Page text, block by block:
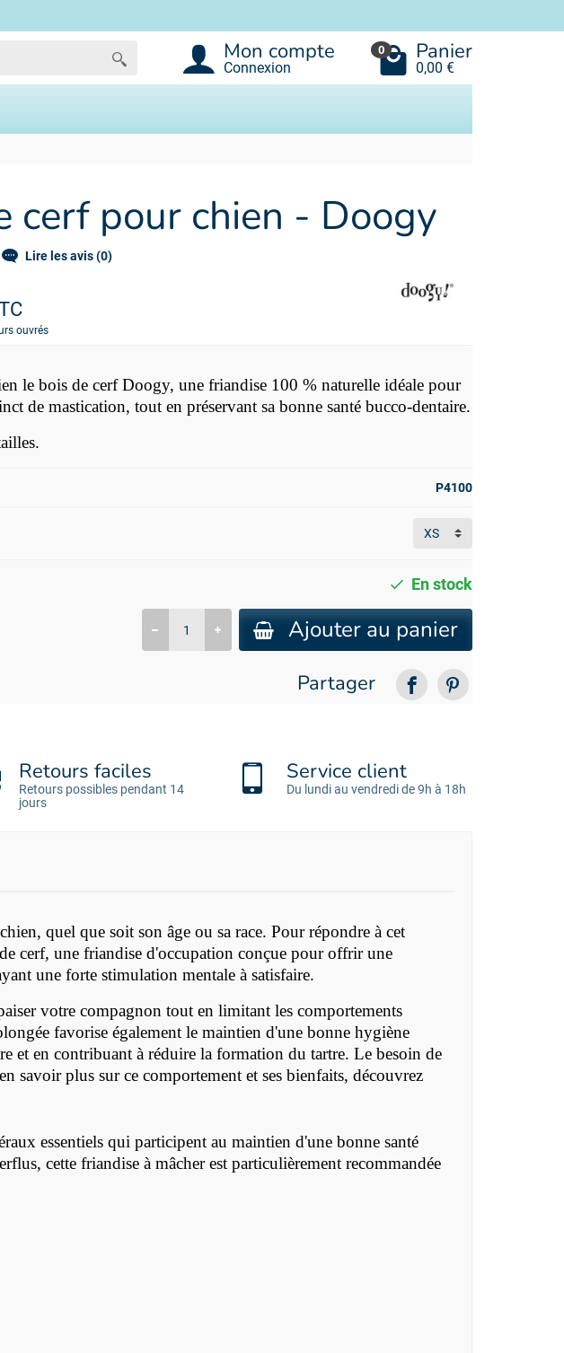
Mon compte
Connexion
0 Panier
0,00 €
cerf pour chien - Doogy
Lire les avis (0)
ouvrés
le bois de cerf Doogy, une friandise 100 % naturelle idéale pour
de mastication, tout en préservant sa bonne santé bucco-dentaire.
P4100
En stock
Ajouter au panier
Partager
Retours faciles
Retours possibles pendant 14
jours
Service client
Du lundi au vendredi de 9h à 18h
quel que soit son âge ou sa race. Pour répondre à cet
cerf, une friandise d'occupation conçue pour offrir une
une forte stimulation mentale à satisfaire.
votre compagnon tout en limitant les comportements
favorise également le maintien d'une bonne hygiène
et en contribuant à réduire la formation du tartre. Le besoin de
savoir plus sur ce comportement et ses bienfaits, découvrez
essentiels qui participent au maintien d'une bonne santé
cette friandise à mâcher est particulièrement recommandée